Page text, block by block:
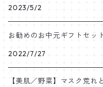
2023/5/2
お勧めのお中元ギフトセッ
2022/7/27
【美肌／野菜】マスク荒れ